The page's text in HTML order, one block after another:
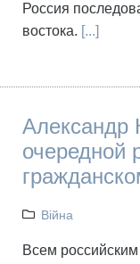
Россия
востока. [...]
Александр
очередной
Війна
Всем